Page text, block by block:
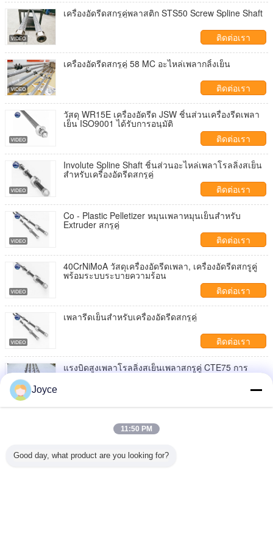
เครื่องอัดรีดสกรูคู่พลาสติก STS50 Screw Spline Shaft
ติดต่อเรา
เครื่องอัดรีดสกรูคู่ 58 MC อะไหล่เพลากลิ้งเย็น
ติดต่อเรา
วัสดุ WR15E เครื่องอัดรีด JSW ชิ้นส่วนเครื่องรีดเพลา
เย็น ISO9001 ได้รับการอนุมัติ
ติดต่อเรา
Involute Spline Shaft ชิ้นส่วนอะไหล่เพลาโรลลิ่งสเย็น
สำหรับเครื่องอัดรีดสกรูคู่
ติดต่อเรา
Co - Plastic Pelletizer หมุนเพลาหมุนเย็นสำหรับ
Extruder สกรูคู่
ติดต่อเรา
40CrNiMoA วัสดุเครื่องอัดรีดเพลา, เครื่องอัดรีดสกรูคู่
พร้อมระบบระบายความร้อน
ติดต่อเรา
เพลารีดเย็นสำหรับเครื่องอัดรีดสกรูคู่
ติดต่อเรา
แรงบิดสูงเพลาโรลลิ่งสเย็นเพลาสกรูคู่ CTE75 การ
ก่อสร้างรูปแบบอิฐ
งานขายมืออาชีพและการรับประกันเครือข่ายบริการ
Joyce
11:50 PM
Good day, what product are you looking for?